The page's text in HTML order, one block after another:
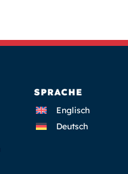
SPRACHE
Englisch
Deutsch